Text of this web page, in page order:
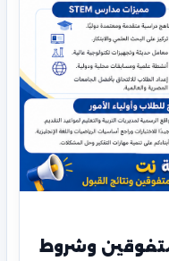
وشروط